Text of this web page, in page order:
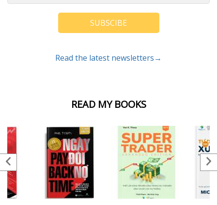
READ MY BOOKS
SUBSCIBE
Read the latest newsletters→